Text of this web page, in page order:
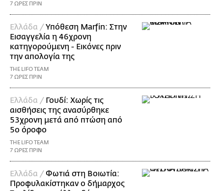
7 ΩΡΕΣ ΠΡΙΝ
Ελλάδα / Υπόθεση Marfin: Στην
Εισαγγελία η 46χρονη
κατηγορούμενη - Εικόνες πριν
την απολογία της
THE LIFO TEAM
7 ΩΡΕΣ ΠΡΙΝ
Ελλάδα / Γουδί: Χωρίς τις
αισθήσεις της ανασύρθηκε
53χρονη μετά από πτώση από
5ο όροφο
THE LIFO TEAM
7 ΩΡΕΣ ΠΡΙΝ
Ελλάδα / Φωτιά στη Βοιωτία:
Προφυλακίστηκαν ο δήμαρχος